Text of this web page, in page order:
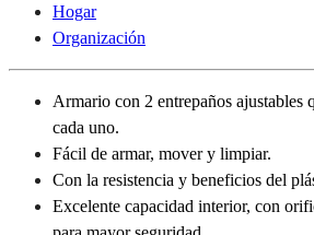
Hogar
Organización
Armario con 2 entrepaños ajustables
cada uno.
Fácil de armar, mover y limpiar.
Con la resistencia y beneficios del
Excelente capacidad interior, con